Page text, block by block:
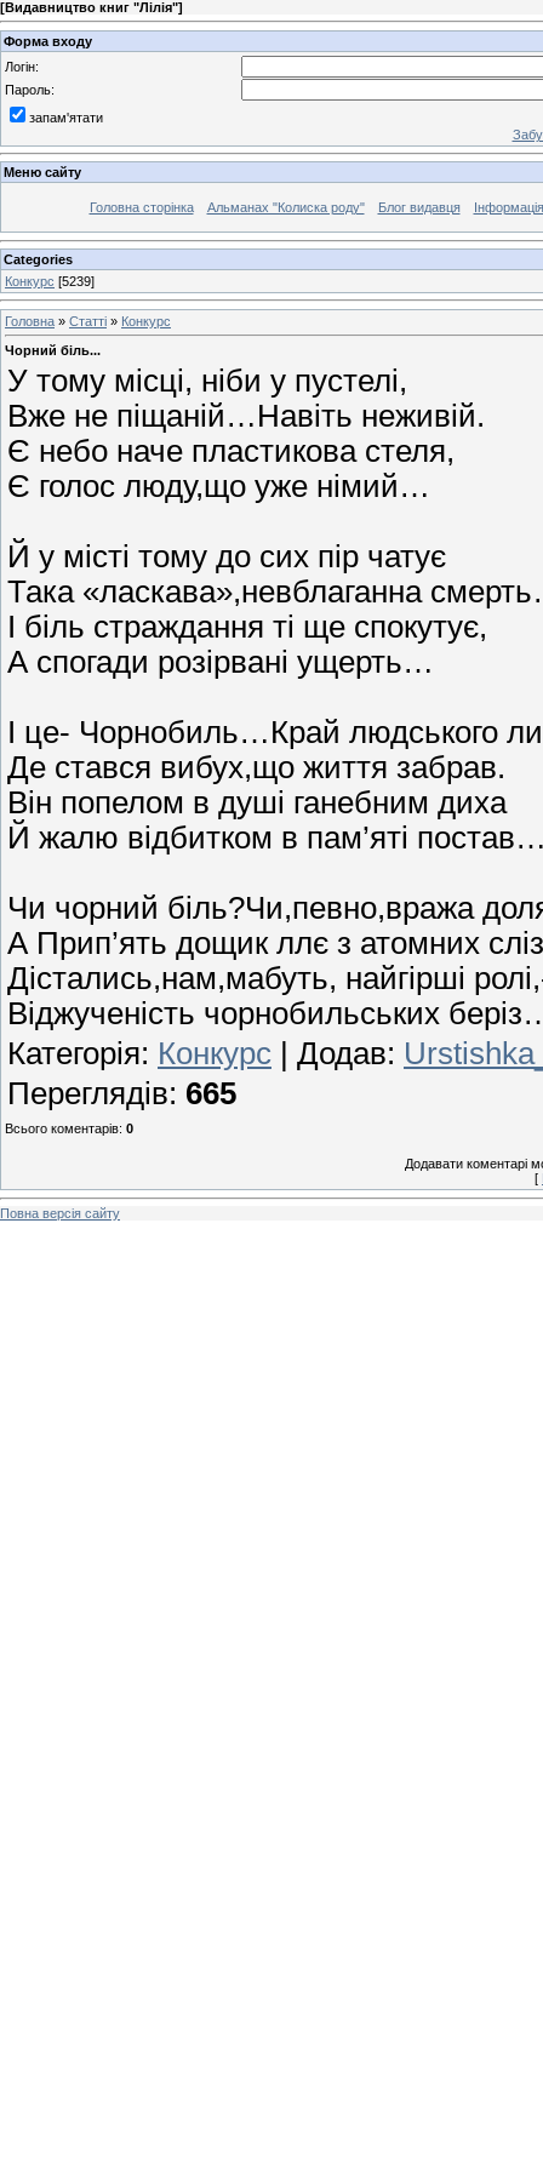
[Видавництво книг "Лілія"]
Форма входу
Логін:
Пароль:
запам'ятати
Меню сайту
Головна сторінка Альманах "Колиска роду" Блог видавця Інформація
Categories
Конкурс [5239]
Головна » Статті » Конкурс
Чорний біль...
У тому місці, ніби у пустелі,
Вже не піщаній…Навіть неживій.
Є небо наче пластикова стеля,
Є голос люду,що уже німий…
Й у місті тому до сих пір чатує
Така «ласкава»,невблаганна
І біль страждання ті ще спокутує,
А спогади розірвані ущерть…
І це- Чорнобиль…Край людського
Де стався вибух,що життя забрав.
Він попелом в душі ганебним диха
Й жалю відбитком в пам’яті
Чи чорний біль?Чи,певно,вража
А Прип’ять дощик ллє з атомних
Дістались,нам,мабуть, найгірші
Віджученість чорнобильських
Категорія: Конкурс Додав:
Переглядів: 665
Всього коментарів: 0
Додавати коментарі
[
Повна версія сайту